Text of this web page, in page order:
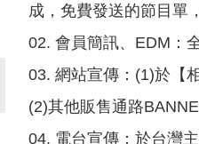
成，免費發送的節目單
02. 會員簡訊、EDM：
03. 網站宣傳：(1)於【
(2)其他販售通路
04. 電台宣傳：於台灣